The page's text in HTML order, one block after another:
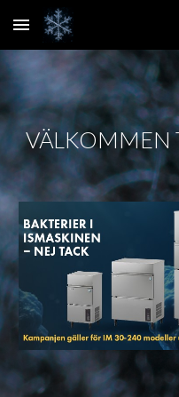
Skip to main content
VÄLKOMMEN